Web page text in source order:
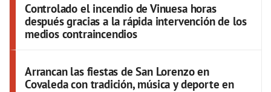
Controlado el incendio de Vinuesa horas
después gracias a la rápida intervención de los
medios contraincendios
Arrancan las fiestas de San Lorenzo en
Covaleda con tradición, música y deporte en